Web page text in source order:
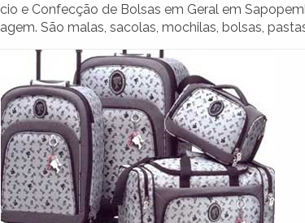
e Confecção de Bolsas em Geral em
São malas, sacolas, mochilas, bolsas,